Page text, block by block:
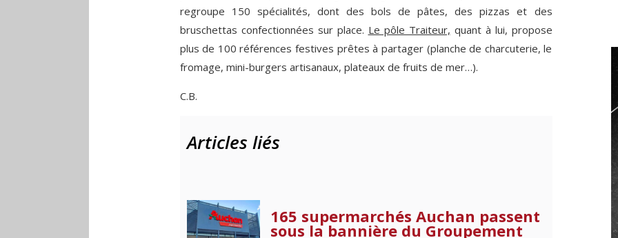
regroupe 150 spécialités, dont des bols de pâtes, des pizzas et des
bruschettas confectionnées sur place. Le pôle Traiteur, quant à lui, propose
plus de 100 références festives prêtes à partager (planche de charcuterie, le
fromage, mini-burgers artisanaux, plateaux de fruits de mer…).
C.B.
Articles liés
165 supermarchés Auchan passent
sous la bannière du Groupement